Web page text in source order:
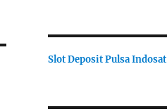
Slot Deposit Pulsa Indosat